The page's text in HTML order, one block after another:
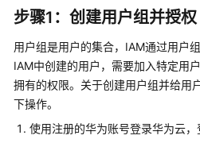
监
控
指
标
说
步骤1：创建用户组并授权
用户组是用户的集合，IAM通过用户
IAM中创建的用户，需要加入特定用
拥有的权限。关于创建用户组并给用
下操作。
使用注册的华为账号登录华为云